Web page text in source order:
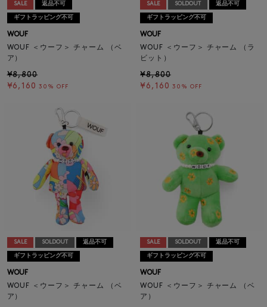
SALE 返品不可
ギフトラッピング不可
WOUF
WOUF ＜ウーフ＞ チャーム （ベ
ア）
¥8,800
¥6,160 30% OFF
SALE SOLDOUT 返品不可
ギフトラッピング不可
WOUF
WOUF ＜ウーフ＞ チャーム （ラ
ビット）
¥8,800
¥6,160 30% OFF
SALE SOLDOUT 返品不可
ギフトラッピング不可
WOUF
WOUF ＜ウーフ＞ チャーム （ベ
ア）
SALE SOLDOUT 返品不可
ギフトラッピング不可
WOUF
WOUF ＜ウーフ＞ チャーム （ベ
ア）